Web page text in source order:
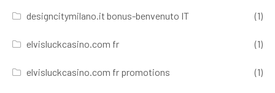
designcitymilano.it bonus-benvenuto IT (1)
elvisluckcasino.com fr (1)
elvisluckcasino.com fr promotions (1)